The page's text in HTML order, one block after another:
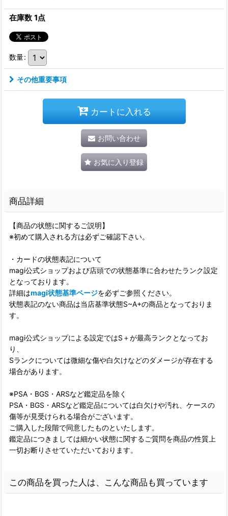
在庫数 1点
数量:
その他重要事項
カートに入れる
お問い合わせ
お気に入り登録
商品詳細
【商品の状態に関するご説明】
※初めて購入される方は必ずご確認下さい。
・カードの状態表記について
magi公式ショップおよび店頭での状態基準に合わせたランク設定
となっております。
詳細はmagi状態基準ページを必ずご参照ください。
状態表記のない商品は当店基準状態S~A+の商品となっておりま
す。
magi公式ショップによる設定ではS＋が最高ランクとなってお
り、
Sランクについては微細な傷や白欠けなどのダメージが存在する
場合があります。
※PSA・BGS・ARSなど鑑定品を除く
PSA・BGS・ARSなど鑑定品については白欠けや汚れ、ケースの
傷等が見受けられる場合がございます。
ご購入した段階で同意したものといたします。
鑑定品につきましては細かい状態に関するご質問を商品の性質上
一切お断りさせていただいております。
この商品を買った人は、こんな商品も買っています